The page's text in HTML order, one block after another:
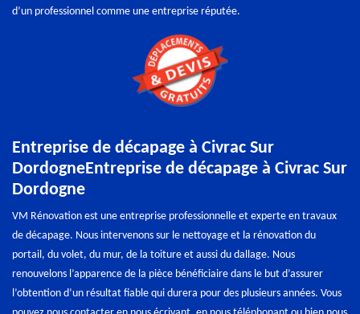
d’un professionnel comme une entreprise réputée.
Entreprise de décapage à Civrac Sur
DordogneEntreprise de décapage à Civrac Sur
Dordogne
VM Rénovation est une entreprise professionnelle et experte en travaux
de décapage. Nous intervenons sur le nettoyage et la rénovation du
portail, du volet, du mur, de la toiture et aussi du dallage. Nous
renouvelons l’apparence de la pièce bénéficiaire dans le but d’assurer
l’obtention d’un résultat fiable qui durera pour des plusieurs années. Vous